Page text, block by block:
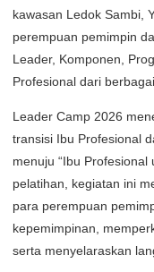
kawasan Ledok Sambi,
perempuan pemimpin
Leader, Komponen,
Profesional dari
Leader Camp 2026
transisi Ibu Profesional
menuju “Ibu Profesional
pelatihan, kegiatan ini
para perempuan
kepemimpinan,
serta menyelaraskan